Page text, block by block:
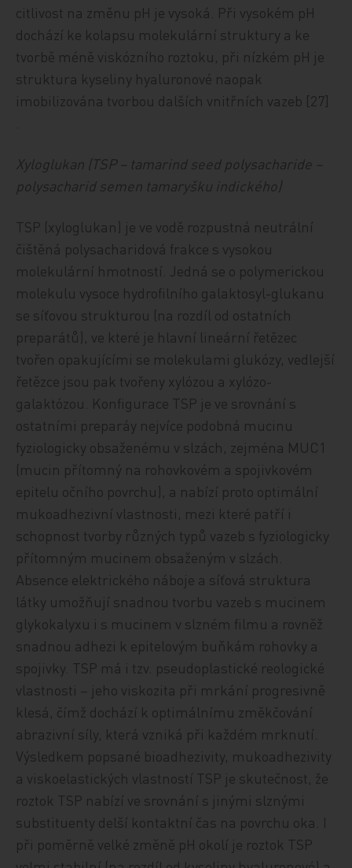
citlivost na změnu pH je vysoká. Při vysokém pH
dochází ke kolapsu molekulární struktury a ke
tvorbě méně viskózního roztoku, při nízkém pH je
struktura kyseliny hyaluronové naopak
imobilizována tvorbou dalších vnitřních vazeb [27]
Xyloglukan (TSP – tamarind seed polysacharide –
polysacharid semen tamaryšku indického)
TSP (xyloglukan) je ve vodě rozpustná neutrální
čištěná polysacharidová frakce s vysokou
molekulární hmotností. Jedná se o polymerickou
molekulu vysoce hydrofilního galaktosyl-glukanu
se síťovou strukturou (na rozdíl od ostatních
preparátů), ve které je hlavní lineární řetězec
tvořen opakujícími se molekulami glukózy, vedlejší
řetězce jsou pak tvořeny xylózou a xylózo-
galaktózou. Konfigurace TSP je ve srovnání s
ostatními preparáy nejvíce podobná mucinu
fyziologicky obsaženému v slzách, zejména MUC1
(mucin přítomný na rohovkovém a spojivkovém
epitelu očního povrchu), a nabízí proto optimální
mukoadhezivní vlastnosti, mezi které patří i
schopnost tvorby různých typů vazeb s fyziologicky
přítomným mucinem obsaženým v slzách.
Absence elektrického náboje a síťová struktura
látky umožňují snadnou tvorbu vazeb s mucinem
glykokalyxu i s mucinem v slzném filmu a rovněž
snadnou adhezi k epitelovým buňkám rohovky a
spojivky. TSP má i tzv. pseudoplastické reologické
vlastnosti – jeho viskozita při mrkání progresivně
klesá, čímž dochází k optimálnímu změkčování
abrazivní síly, která vzniká při každém mrknutí.
Výsledkem popsané bioadhezivity, mukoadhezivity
a viskoelastických vlastností TSP je skutečnost, že
roztok TSP nabízí ve srovnání s jinými slznými
substituenty delší kontaktní čas na povrchu oka. I
při poměrně velké změně pH okolí je roztok TSP